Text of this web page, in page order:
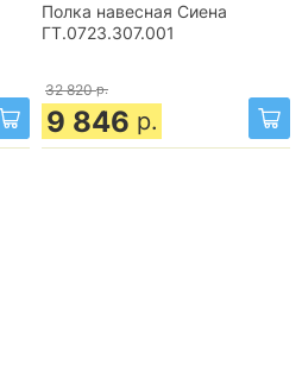
Полка навесная Сиена
ГТ.0723.307.001
32 820 р.
9 846 р.